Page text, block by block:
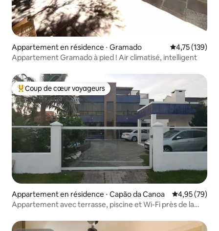
Appartement en résidence ⋅ Gramado Évaluation
4,75 (139)
Appartement Gramado à pied ! Air climatisé, intelligent
Coups de cœur voyageurs les plus appréciés
Coup de cœur voyageurs
Appartement en résidence ⋅ Capão da Canoa Évaluation
4,95 (79)
Appartement avec terrasse, piscine et Wi-Fi près de la